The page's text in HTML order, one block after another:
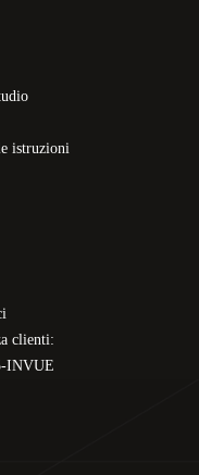
istruzioni
clienti:
INVUE